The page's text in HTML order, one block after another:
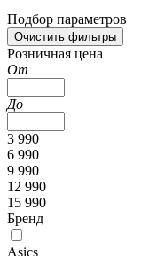
Подбор параметров
Розничная цена
От
До
3 990
6 990
9 990
12 990
15 990
Бренд
Asics